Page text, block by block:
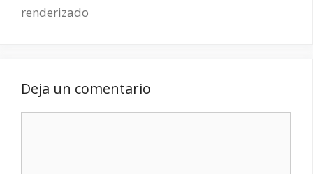
renderizado
Deja un comentario